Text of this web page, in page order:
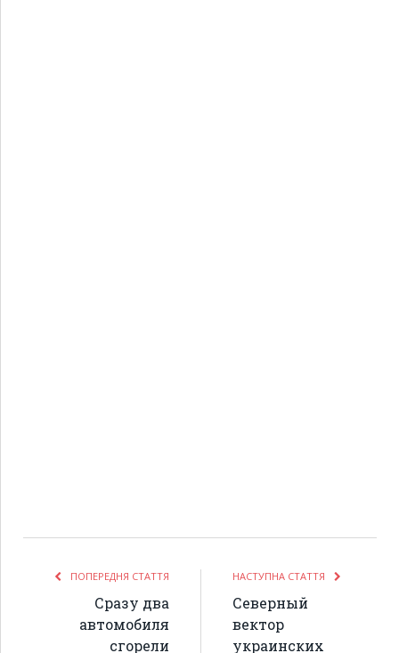
ПОПЕРЕДНЯ СТАТТЯ
Сразу два
автомобиля
сгорели
НАСТУПНА СТАТТЯ
Северный
вектор
украинских